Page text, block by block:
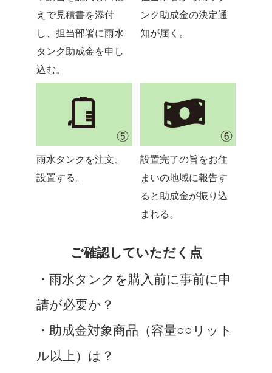
えで見積書を添付
し、担当部署に雨水
タンク助成金を申し
込む。
ンク助成金の決定通
知が届く。
雨水タンクを注文、
設置する。
設置完了の旨をお住
まいの地域に報告す
ると助成金が振り込
まれる。
ご確認していただく点
・雨水タンクを購入前に事前に申
請が必要か？
・助成金対象商品（容量○○リット
ル以上）は？